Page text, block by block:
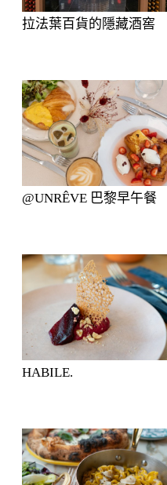
拉法葉百貨的隱藏酒窖
@UNRÊVE 巴黎早午餐
HABILE.